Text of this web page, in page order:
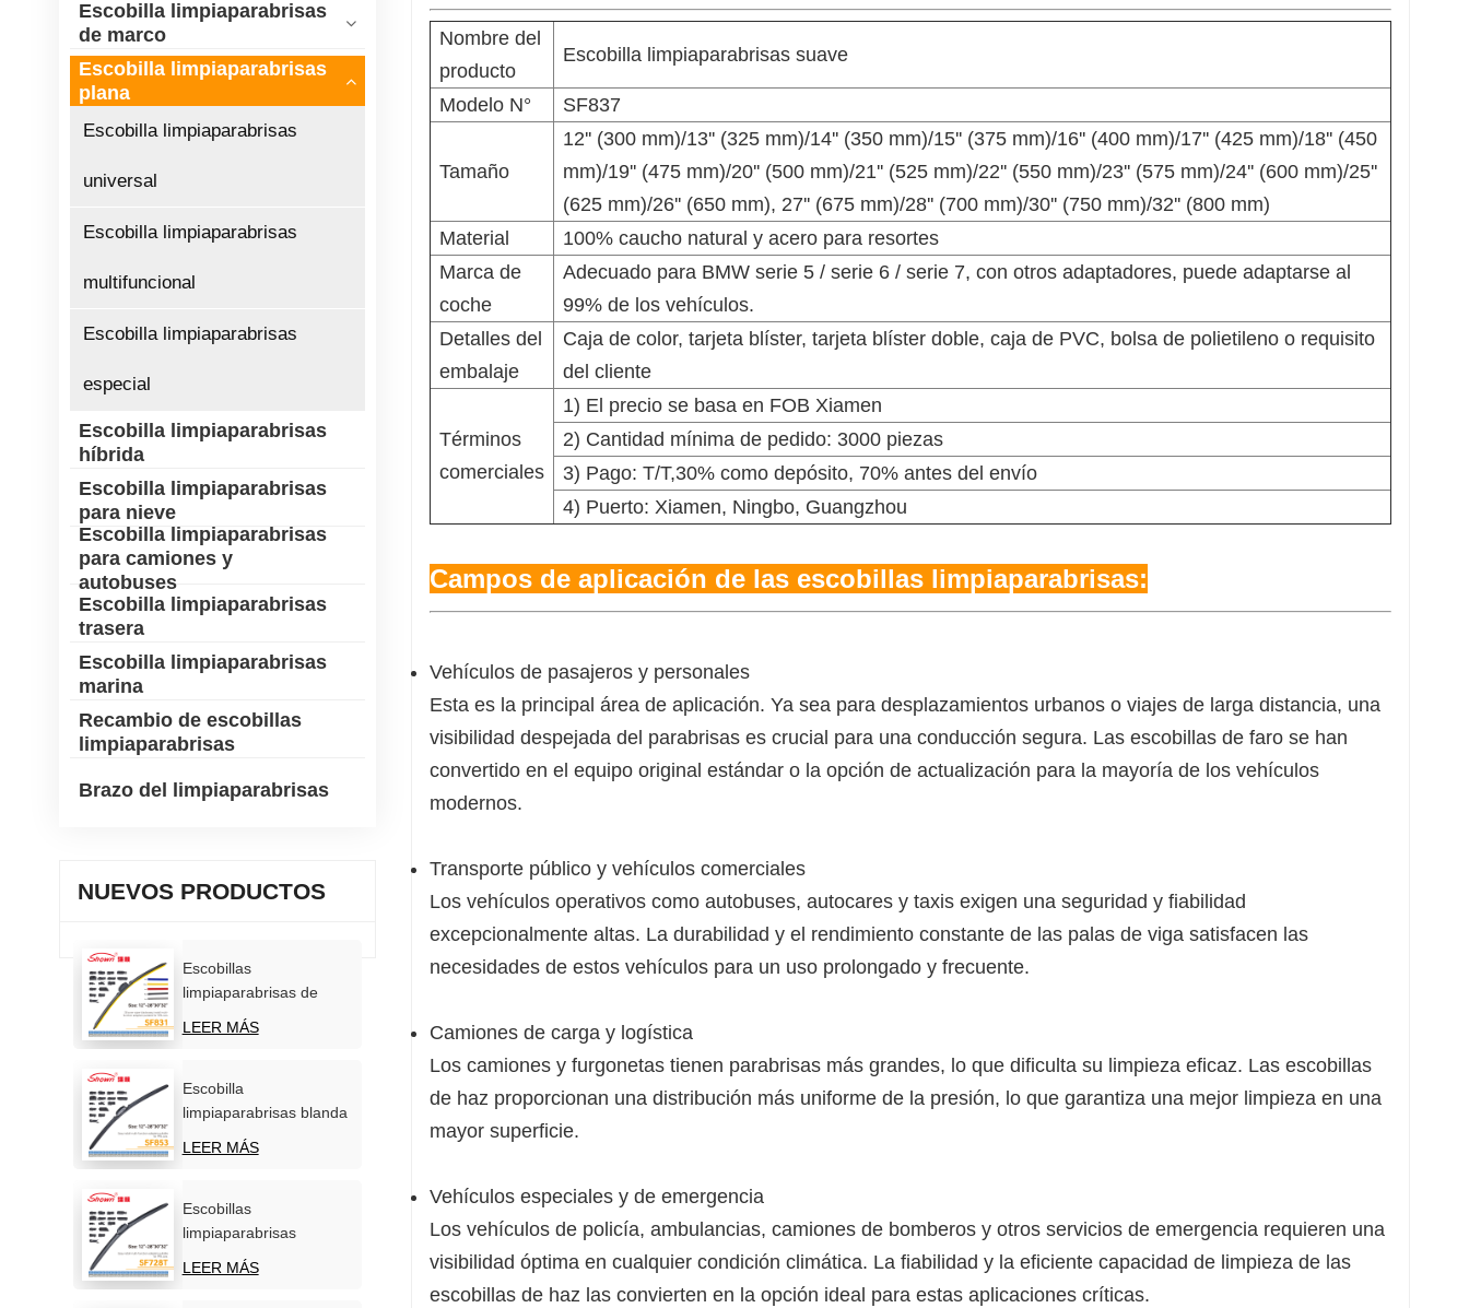
Escobilla limpiaparabrisas
de marco
Escobilla limpiaparabrisas
plana
Escobilla limpiaparabrisas
universal
Escobilla limpiaparabrisas
multifuncional
Escobilla limpiaparabrisas
especial
Escobilla limpiaparabrisas
híbrida
Escobilla limpiaparabrisas
para nieve
Escobilla limpiaparabrisas
para camiones y
autobuses
Escobilla limpiaparabrisas
trasera
Escobilla limpiaparabrisas
marina
Recambio de escobillas
limpiaparabrisas
Brazo del limpiaparabrisas
NUEVOS PRODUCTOS
Escobillas
limpiaparabrisas de
silicona personalizadas,
OEM/ODM, venta
LEER MÁS
Escobilla
limpiaparabrisas blanda
carbonizada
multifunción para coche
LEER MÁS
Escobillas
limpiaparabrisas
multifuncionales de
calidad superior para
LEER MÁS
Nombre del
producto
Escobilla limpiaparabrisas suave
Modelo N° SF837
Tamaño
12'' (300 mm)/13'' (325 mm)/14'' (350 mm)/15'' (375 mm)/16'' (400 mm)/17'' (425 mm)/18'' (450
mm)/19'' (475 mm)/20'' (500 mm)/21'' (525 mm)/22'' (550 mm)/23'' (575 mm)/24'' (600 mm)/25''
(625 mm)/26'' (650 mm), 27'' (675 mm)/28'' (700 mm)/30'' (750 mm)/32'' (800 mm)
Material
100% caucho natural y acero para resortes
Marca de
coche
Adecuado para BMW serie 5 / serie 6 / serie 7, con otros adaptadores, puede adaptarse al
99% de los vehículos.
Detalles del
embalaje
Caja de color, tarjeta blíster, tarjeta blíster doble, caja de PVC, bolsa de polietileno o requisito
del cliente
Términos
comerciales
1) El precio se basa en FOB Xiamen
2) Cantidad mínima de pedido: 3000 piezas
3) Pago: T/T,30% como depósito, 70% antes del envío
4) Puerto: Xiamen, Ningbo, Guangzhou
Campos de aplicación de las escobillas limpiaparabrisas:
Vehículos de pasajeros y personales
Esta es la principal área de aplicación. Ya sea para desplazamientos urbanos o viajes de larga distancia, una
visibilidad despejada del parabrisas es crucial para una conducción segura. Las escobillas de faro se han
convertido en el equipo original estándar o la opción de actualización para la mayoría de los vehículos
modernos.
Transporte público y vehículos comerciales
Los vehículos operativos como autobuses, autocares y taxis exigen una seguridad y fiabilidad
excepcionalmente altas. La durabilidad y el rendimiento constante de las palas de viga satisfacen las
necesidades de estos vehículos para un uso prolongado y frecuente.
Camiones de carga y logística
Los camiones y furgonetas tienen parabrisas más grandes, lo que dificulta su limpieza eficaz. Las escobillas
de haz proporcionan una distribución más uniforme de la presión, lo que garantiza una mejor limpieza en una
mayor superficie.
Vehículos especiales y de emergencia
Los vehículos de policía, ambulancias, camiones de bomberos y otros servicios de emergencia requieren una
visibilidad óptima en cualquier condición climática. La fiabilidad y la eficiente capacidad de limpieza de las
escobillas de haz las convierten en la opción ideal para estas aplicaciones críticas.